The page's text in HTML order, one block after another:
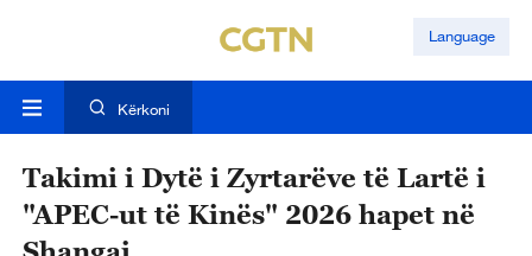
Language
Kërkoni
Takimi i Dytë i Zyrtarëve të Lartë i
"APEC-ut të Kinës" 2026 hapet në